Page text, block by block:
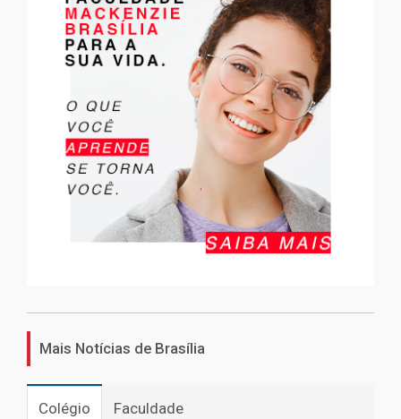
Mais Notícias de Brasília
Colégio Faculdade